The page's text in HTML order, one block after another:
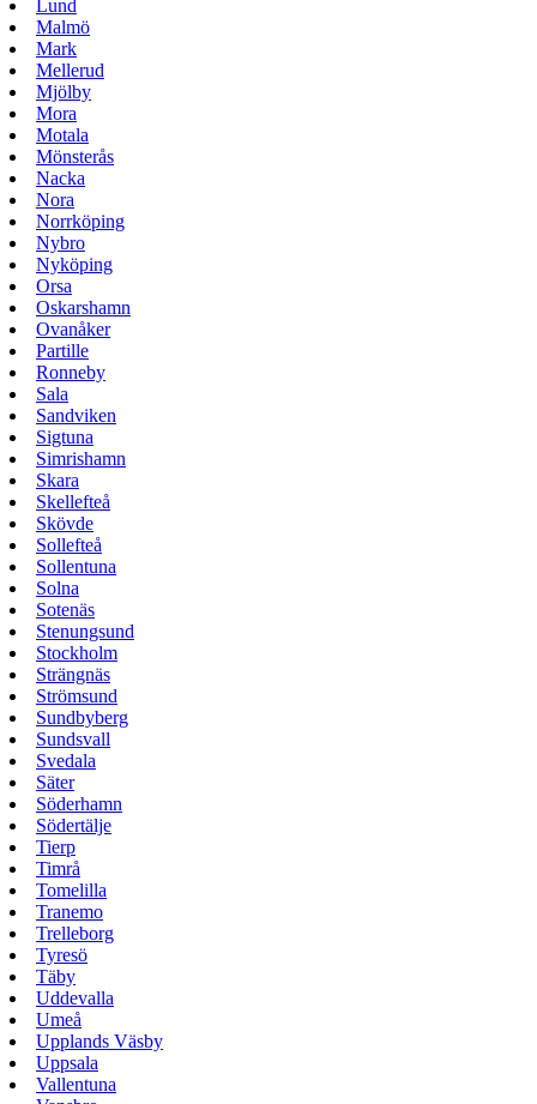
Lund
Malmö
Mark
Mellerud
Mjölby
Mora
Motala
Mönsterås
Nacka
Nora
Norrköping
Nybro
Nyköping
Orsa
Oskarshamn
Ovanåker
Partille
Ronneby
Sala
Sandviken
Sigtuna
Simrishamn
Skara
Skellefteå
Skövde
Sollefteå
Sollentuna
Solna
Sotenäs
Stenungsund
Stockholm
Strängnäs
Strömsund
Sundbyberg
Sundsvall
Svedala
Säter
Söderhamn
Södertälje
Tierp
Timrå
Tomelilla
Tranemo
Trelleborg
Tyresö
Täby
Uddevalla
Umeå
Upplands Väsby
Uppsala
Vallentuna